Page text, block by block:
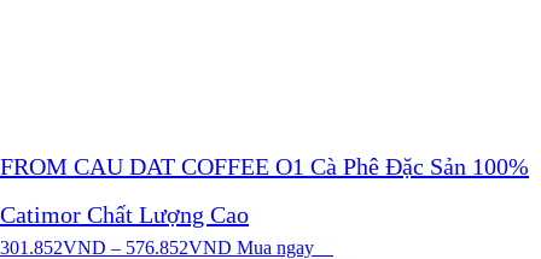
FROM CAU DAT COFFEE O1 Cà Phê Đặc Sản 100%
Catimor Chất Lượng Cao
301.852VND – 576.852VND Mua ngay